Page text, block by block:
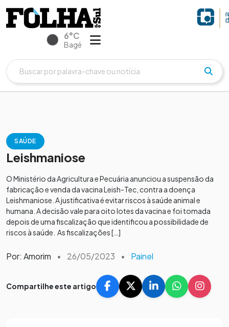
6°C
Bagé
SAÚDE
Leishmaniose
O Ministério da Agricultura e Pecuária anunciou a suspensão da
fabricação e venda da vacina Leish-Tec, contra a doença
Leishmaniose. A justificativa é evitar riscos à saúde animal e
humana. A decisão vale para oito lotes da vacina e foi tomada
depois de uma fiscalização que identificou a possibilidade de
riscos à saúde. As fiscalizações […]
Por: Amorim • 26/05/2023 • Painel
Compartilhe este artigo